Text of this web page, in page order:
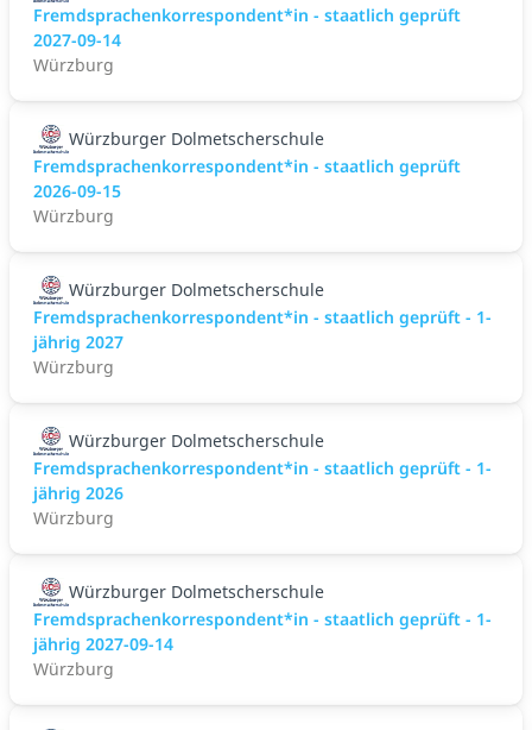
Fremdsprachenkorrespondent*in - staatlich geprüft
2027-09-14
Würzburg
Würzburger Dolmetscherschule
Fremdsprachenkorrespondent*in - staatlich geprüft
2026-09-15
Würzburg
Würzburger Dolmetscherschule
Fremdsprachenkorrespondent*in - staatlich geprüft - 1-
jährig 2027
Würzburg
Würzburger Dolmetscherschule
Fremdsprachenkorrespondent*in - staatlich geprüft - 1-
jährig 2026
Würzburg
Würzburger Dolmetscherschule
Fremdsprachenkorrespondent*in - staatlich geprüft - 1-
jährig 2027-09-14
Würzburg